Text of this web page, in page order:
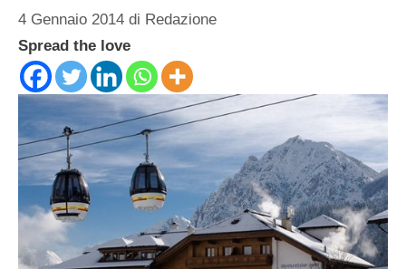
4 Gennaio 2014 di Redazione
Spread the love